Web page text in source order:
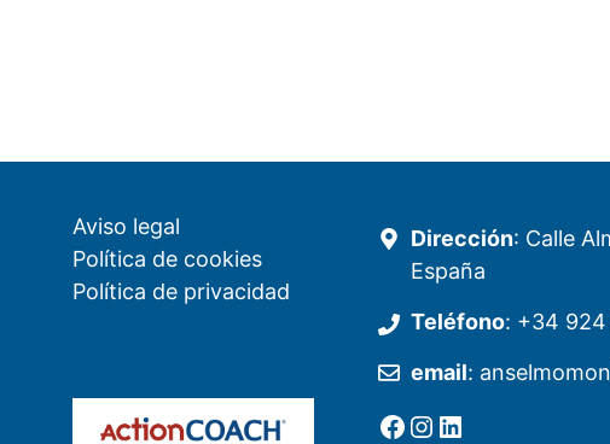
Aviso legal
Política de cookies
Política de privacidad
Dirección: Calle
España
Teléfono: +34 924
email:
Ir a la cuenta de facebook de Restaurante Tuétano
Ir a la cuenta de Instagram de Restaurante Tuétano
LinkedIn